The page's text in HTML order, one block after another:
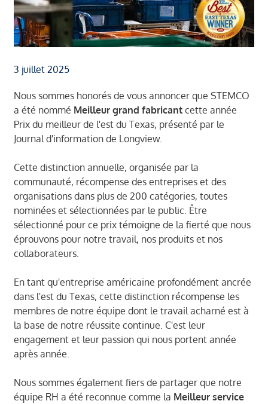
3 juillet 2025
Nous sommes honorés de vous annoncer que STEMCO
a été nommé Meilleur grand fabricant cette année
Prix du meilleur de l'est du Texas, présenté par le
Journal d'information de Longview.
Cette distinction annuelle, organisée par la
communauté, récompense des entreprises et des
organisations dans plus de 200 catégories, toutes
nominées et sélectionnées par le public. Être
sélectionné pour ce prix témoigne de la fierté que nous
éprouvons pour notre travail, nos produits et nos
collaborateurs.
En tant qu'entreprise américaine profondément ancrée
dans l'est du Texas, cette distinction récompense les
membres de notre équipe dont le travail acharné est à
la base de notre réussite continue. C'est leur
engagement et leur passion qui nous portent année
après année.
Nous sommes également fiers de partager que notre
équipe RH a été reconnue comme la Meilleur service